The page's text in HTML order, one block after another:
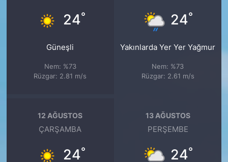
24°
Güneşli
Nem: %73
Rüzgar: 2.81 m/s
24°
Yakınlarda Yer Yer Yağmur
Nem: %73
Rüzgar: 2.61 m/s
12 AĞUSTOS
ÇARŞAMBA
24°
13 AĞUSTOS
PERŞEMBE
24°